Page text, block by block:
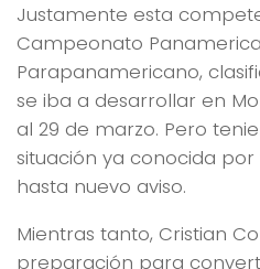
Justamente esta
Campeonato
Parapanamericano,
se iba a desarrollar en
al 29 de marzo. Pero
situación ya conocida
hasta nuevo aviso.
Mientras tanto, Cristian
preparación para